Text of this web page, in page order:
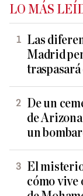
LO MÁS
Las
Madrid
traspasará
De un
de
un
El misterio
cómo vive